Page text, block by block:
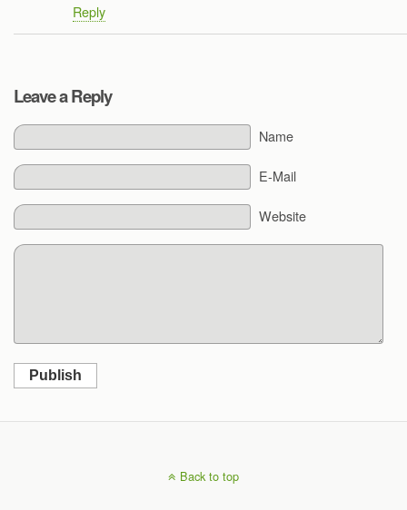
Reply
Leave a Reply
Name
E-Mail
Website
Publish
Back to top